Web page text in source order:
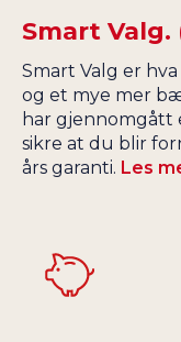
Smart
Smart Valg er
og et mye mer
har gjennomgått
sikre at du blir
års garanti. Les